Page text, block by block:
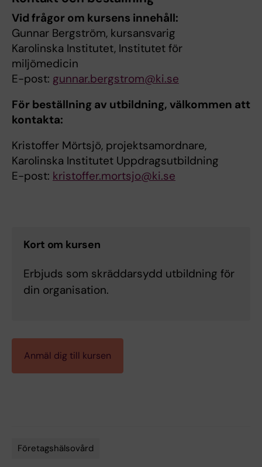
Vid frågor om kursens innehåll:
Gunnar Bergström, kursansvarig
Karolinska Institutet, Institutet för
miljömedicin
E-post: gunnar.bergstrom@ki.se
För beställning av utbildning, välkommen att
kontakta:
Kristoffer Mörtsjö, projektsamordnare,
Karolinska Institutet Uppdragsutbildning
E-post: kristoffer.mortsjo@ki.se
Kort om kursen
Erbjuds som skräddarsydd utbildning för
din organisation.
Anmäl dig till kursen
Företagshälsovård